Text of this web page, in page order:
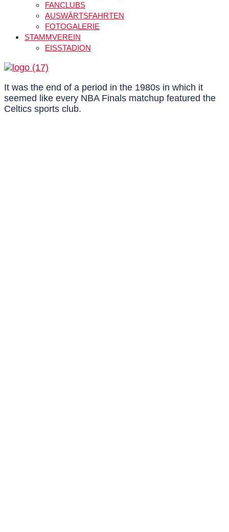
FANCLUBS
AUSWÄRTSFAHRTEN
FOTOGALERIE
STAMMVEREIN
EISSTADION
It was the end of a period in the 1980s in which it
seemed like every NBA Finals matchup featured the
Celtics sports club.